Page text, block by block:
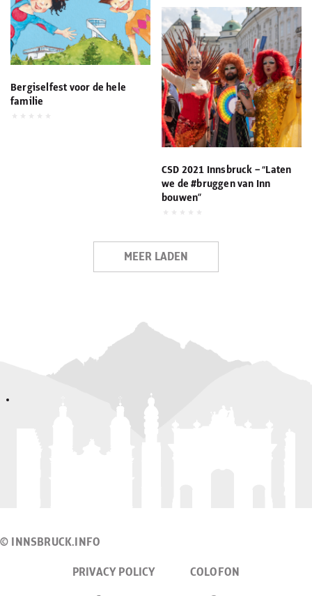
Bergiselfest voor de hele
familie
CSD 2021 Innsbruck – “Laten
we de #bruggen van Inn
bouwen”
MEER LADEN
© INNSBRUCK.INFO
PRIVACY POLICY COLOFON